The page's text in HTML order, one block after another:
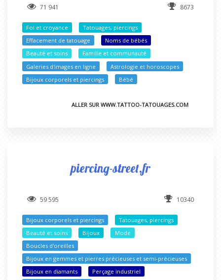
71 941 8673
Foi et croyance
Tatouages, piercings
Effacement de tatouage
Noms de bébés
Beauté et soins
Famille et communauté
Galeries d'images en ligne
Astrologie et horoscopes
Bijoux corporels et piercings
Bébé
ALLER SUR WWW.TATTOO-TATOUAGES.COM
piercing-street.fr
59 595 10340
Bijoux corporels et piercings
Tatouages, piercings
Beauté et soins
Bijoux
Mode
Boucles d'oreilles
Bijoux en gemmes et pierres précieuses et semi-précieuses
Bijoux en diamants
Perçage industriel